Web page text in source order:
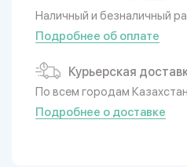
Наличный и безналичный
Подробнее об оплате
Курьерская
По всем городам
Подробнее о доставке